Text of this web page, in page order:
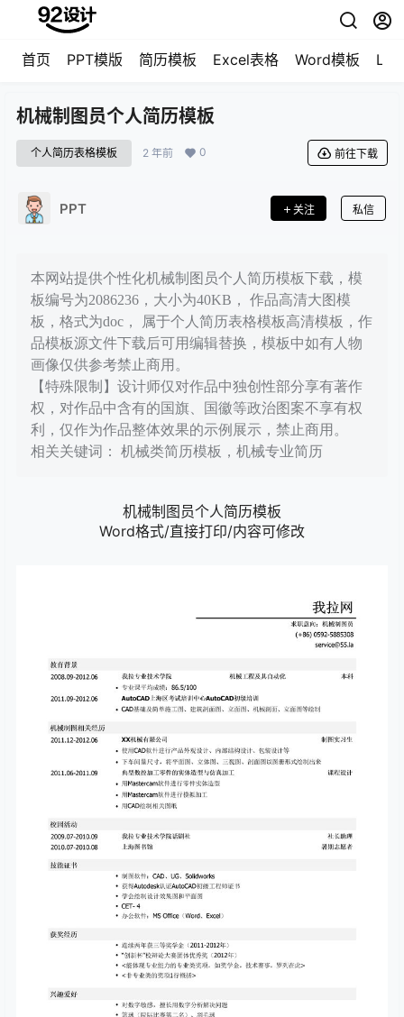
首页 PPT模版 简历模板 Excel表格 Word模板
机械制图员个人简历模板
个人简历表格模板 2 年前 0 前往下载
PPT 关注 私信
本网站提供个性化机械制图员个人简历模板下载，模
板编号为2086236，大小为40KB， 作品高清大图模
板，格式为doc， 属于个人简历表格模板高清模板，作
品模板源文件下载后可用编辑替换，模板中如有人物
画像仅供参考禁止商用。
【特殊限制】设计师仅对作品中独创性部分享有著作
权，对作品中含有的国旗、国徽等政治图案不享有权
利，仅作为作品整体效果的示例展示，禁止商用。
相关关键词： 机械类简历模板，机械专业简历
机械制图员个人简历模板
Word格式/直接打印/内容可修改